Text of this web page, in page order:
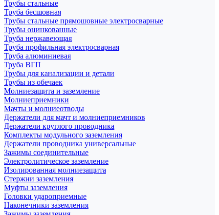
Трубы стальные
Труба бесшовная
Трубы стальные прямошовные электросварные
Трубы оцинкованные
Труба нержавеющая
Труба профильная электросварная
Труба алюминиевая
Труба ВГП
Трубы для канализации и детали
Трубы из обечаек
Молниезащита и заземление
Молниеприемники
Мачты и молниеотводы
Держатели для мачт и молниеприемников
Держатели круглого проводника
Комплекты модульного заземления
Держатели проводника универсальные
Зажимы соединительные
Электролитическое заземление
Изолированная молниезащита
Стержни заземления
Муфты заземления
Головки удароприемные
Наконечники заземления